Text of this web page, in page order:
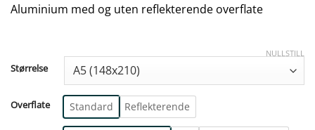
Aluminium med og uten reflekterende overflate
Størrelse
Overflate Standard Reflekterende
NULLSTILL